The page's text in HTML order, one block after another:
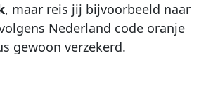
, maar reis jij bijvoorbeeld naar
Nederland code oranje
gewoon verzekerd.